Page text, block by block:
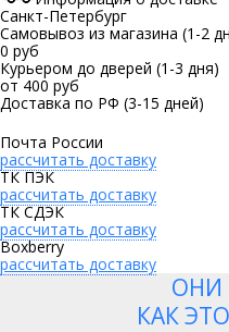
Санкт-Петербург
Самовывоз из магазина (1-2
0 руб
Курьером до дверей (1-3 дня)
от 400 руб
Доставка по РФ (3-15 дней)
Почта России
рассчитать доставку
ТК ПЭК
рассчитать доставку
ТК СДЭК
рассчитать доставку
Boxberry
рассчитать доставку
ОНИ
КАК